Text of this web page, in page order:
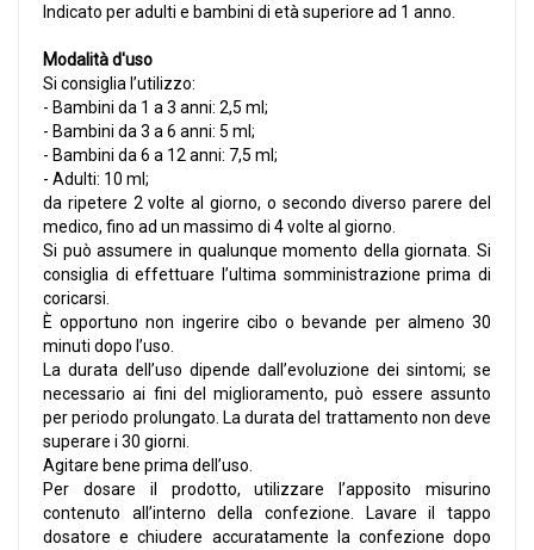
Indicato per adulti e bambini di età superiore ad 1 anno.
Modalità d'uso
Si consiglia l’utilizzo:
- Bambini da 1 a 3 anni: 2,5 ml;
- Bambini da 3 a 6 anni: 5 ml;
- Bambini da 6 a 12 anni: 7,5 ml;
- Adulti: 10 ml;
da ripetere 2 volte al giorno, o secondo diverso parere del
medico, fino ad un massimo di 4 volte al giorno.
Si può assumere in qualunque momento della giornata. Si
consiglia di effettuare l’ultima somministrazione prima di
coricarsi.
È opportuno non ingerire cibo o bevande per almeno 30
minuti dopo l’uso.
La durata dell’uso dipende dall’evoluzione dei sintomi; se
necessario ai fini del miglioramento, può essere assunto
per periodo prolungato. La durata del trattamento non deve
superare i 30 giorni.
Agitare bene prima dell’uso.
Per dosare il prodotto, utilizzare l’apposito misurino
contenuto all’interno della confezione. Lavare il tappo
dosatore e chiudere accuratamente la confezione dopo